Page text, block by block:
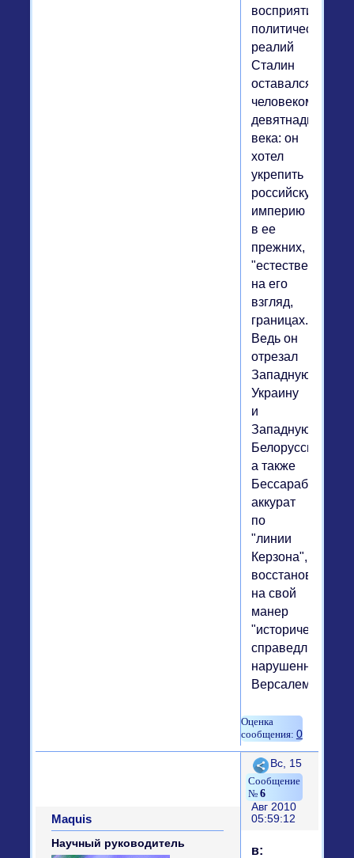
восприятия
политических
реалий
Сталин
оставался
человеком
девятнадцатого
века: он
хотел
укрепить
российскую
империю
в ее
прежних,
"естественных",
на его
взгляд,
границах.
Ведь он
отрезал
Западную
Украину
и
Западную
Белоруссию,
а также
Бессарабию
аккурат
по
"линии
Керзона",
восстановив
на свой
манер
"историческую
нарушенную
Версалем.
0
Поделиться
6
Вс, 15
Авг 2010
05:59:12
Maquis
Научный руководитель
в: